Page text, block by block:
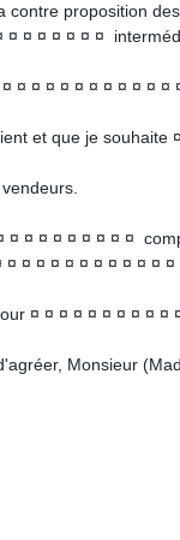
proposition
¤ ¤ ¤ ¤ ¤ ¤ ¤
¤ ¤ ¤ ¤ ¤ ¤ ¤ ¤ ¤ ¤ ¤
et que je souhaite
¤ ¤ ¤ ¤ ¤ ¤ ¤ ¤ ¤
¤ ¤ ¤ ¤ ¤ ¤ ¤ ¤ ¤ ¤ ¤
¤ ¤ ¤ ¤ ¤ ¤ ¤ ¤ ¤ ¤
Monsieur